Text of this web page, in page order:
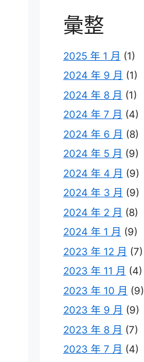
彙整
2025 年 1 月 (1)
2024 年 9 月 (1)
2024 年 8 月 (1)
2024 年 7 月 (4)
2024 年 6 月 (8)
2024 年 5 月 (9)
2024 年 4 月 (9)
2024 年 3 月 (9)
2024 年 2 月 (8)
2024 年 1 月 (9)
2023 年 12 月 (7)
2023 年 11 月 (4)
2023 年 10 月 (9)
2023 年 9 月 (9)
2023 年 8 月 (7)
2023 年 7 月 (4)